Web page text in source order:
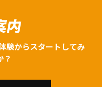
内
験からスタートしてみ
？